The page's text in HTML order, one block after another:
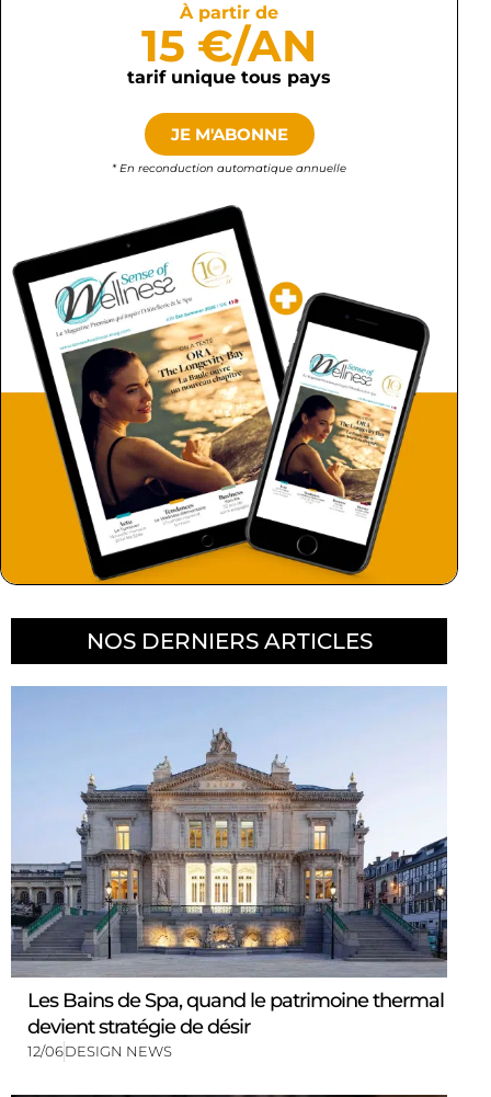
À partir de
15 €/AN
tarif unique tous pays
JE M'ABONNE
* En reconduction automatique annuelle
NOS DERNIERS ARTICLES
Les Bains de Spa, quand le patrimoine thermal
devient stratégie de désir
12/06DESIGN NEWS